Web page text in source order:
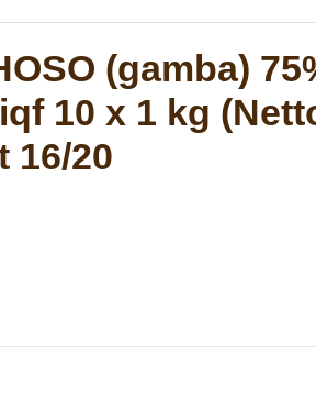
(gamba)
10 x 1 kg
16/20